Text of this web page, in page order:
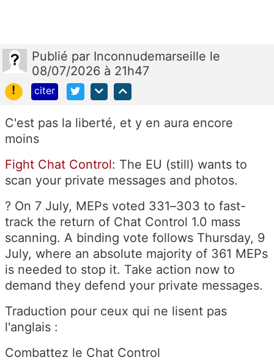
Publié par Inconnudemarseille le
08/07/2026 à 21h47
!
citer
C'est pas la liberté, et y en aura encore
moins
Fight Chat Control: The EU (still) wants to
scan your private messages and photos.
? On 7 July, MEPs voted 331–303 to fast-
track the return of Chat Control 1.0 mass
scanning. A binding vote follows Thursday, 9
July, where an absolute majority of 361 MEPs
is needed to stop it. Take action now to
demand they defend your private messages.
Traduction pour ceux qui ne lisent pas
l'anglais :
Combattez le Chat Control